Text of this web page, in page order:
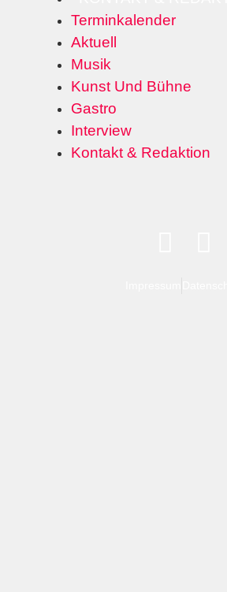
Terminkalender
Aktuell
Musik
Kunst Und Bühne
Gastro
Interview
Kontakt & Redaktion